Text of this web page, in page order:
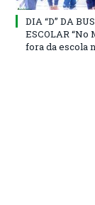
DIA “D” DA
ESCOLAR “No
fora da escola